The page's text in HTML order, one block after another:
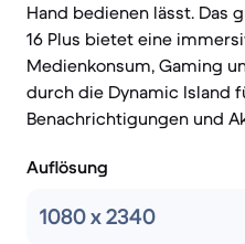
Hand bedienen lässt. Das
16 Plus bietet eine
Medienkonsum, Gaming
durch die Dynamic Island
Benachrichtigungen und
Auflösung
1080 x 2340